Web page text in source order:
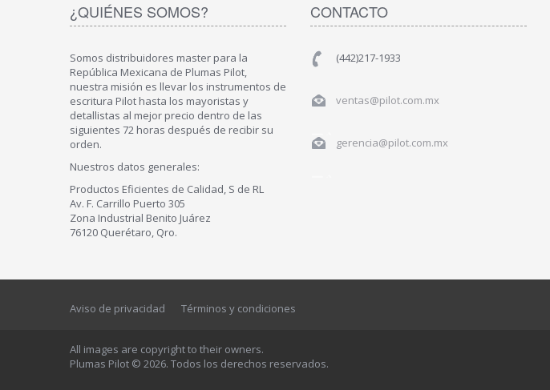
¿QUIÉNES SOMOS?
Somos distribuidores master para la
República Mexicana de Plumas Pilot,
nuestra misión es llevar los instrumentos de
escritura Pilot hasta los mayoristas y
detallistas al mejor precio dentro de las
siguientes 72 horas después de recibir su
orden.
Nuestros datos generales:
Productos Eficientes de Calidad, S de RL
Av. F. Carrillo Puerto 305
Zona Industrial Benito Juárez
76120 Querétaro, Qro.
CONTACTO
(442)217-1933
ventas@pilot.com.mx
gerencia@pilot.com.mx
Aviso de privacidad Términos y condiciones
All images are copyright to their owners.
Plumas Pilot © 2026. Todos los derechos reservados.